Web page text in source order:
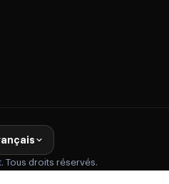
Tous droits réservés.